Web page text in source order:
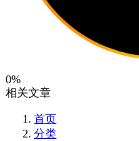
0%
相关文章
首页
分类